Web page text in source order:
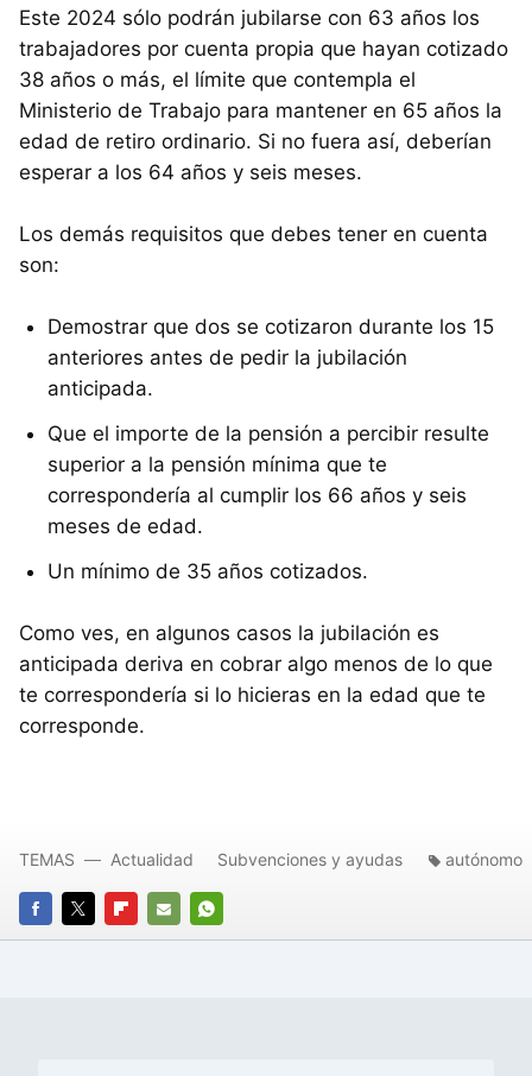
Este 2024 sólo podrán jubilarse con 63 años los
trabajadores por cuenta propia que hayan cotizado
38 años o más, el límite que contempla el
Ministerio de Trabajo para mantener en 65 años la
edad de retiro ordinario. Si no fuera así, deberían
esperar a los 64 años y seis meses.
Los demás requisitos que debes tener en cuenta
son:
Demostrar que dos se cotizaron durante los 15
anteriores antes de pedir la jubilación
anticipada.
Que el importe de la pensión a percibir resulte
superior a la pensión mínima que te
correspondería al cumplir los 66 años y seis
meses de edad.
Un mínimo de 35 años cotizados.
Como ves, en algunos casos la jubilación es
anticipada deriva en cobrar algo menos de lo que
te correspondería si lo hicieras en la edad que te
corresponde.
FACEBOOK
TWITTERFLIPBOARD
E-
WHATSAPP
TEMAS Actualidad Subvenciones y ayudas autónomo